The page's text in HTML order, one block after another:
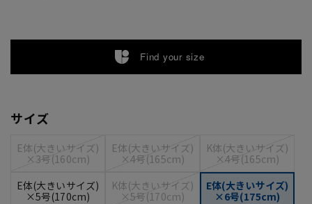
Find your size
サイズ
E体(大きいサイズ)
×3号(160cm)
E体(大きいサイズ)
×4号(165cm)
K体(大きいサイズ)
×4号(165cm)
E体(大きいサイズ)
×5号(170cm)
K体(大きいサイズ)
×5号(170cm)
E体(大きいサイズ)
×6号(175cm)